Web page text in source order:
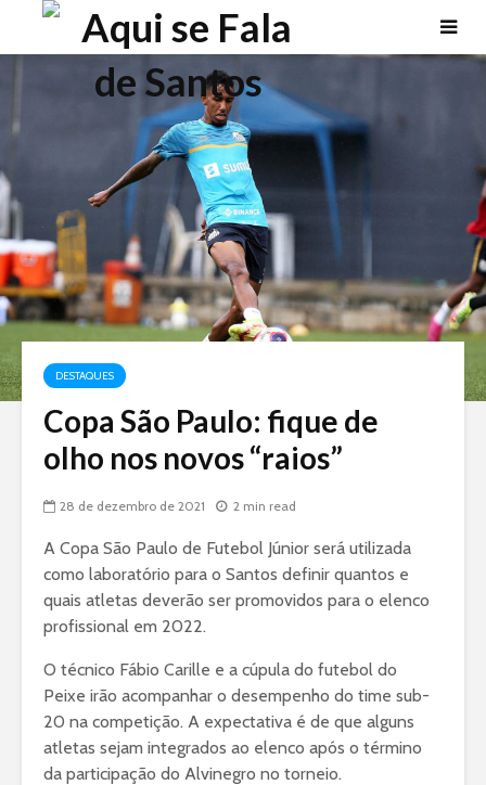
DESTAQUES
Copa São Paulo: fique de
olho nos novos “raios”
28 de dezembro de 2021 2 min read
A Copa São Paulo de Futebol Júnior será utilizada
como laboratório para o Santos definir quantos e
quais atletas deverão ser promovidos para o elenco
profissional em 2022.
O técnico Fábio Carille e a cúpula do futebol do
Peixe irão acompanhar o desempenho do time sub-
20 na competição. A expectativa é de que alguns
atletas sejam integrados ao elenco após o término
da participação do Alvinegro no torneio.